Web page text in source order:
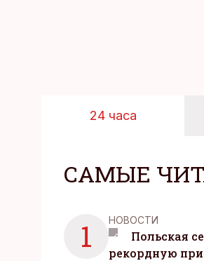
24 часа
САМЫЕ
1 НОВОСТИ
Польская
рекордную